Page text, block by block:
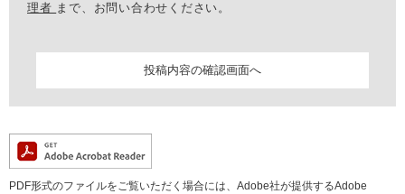
理者 まで、お問い合わせください。
PDF形式のファイルをご覧いただく場合には、Adobe社が提供するAdobe